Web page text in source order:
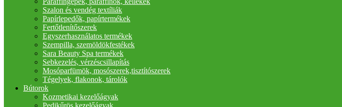
Szalon és vendég textíliák
Papírlepedők, papírtermékek
Fertőtlenítőszerek
Egyszerhasználatos termékek
Szempilla, szemöldökfestékek
Sara Beauty Spa termékek
Sebkezelés, vérzéscsillapítás
Mosóparfümök, mosószerek,tisztítószerek
Tégelyek, flakonok, tárolók
Bútorok
Kozmetikai kezelőágyak
Pedikűrös kezelőágyak